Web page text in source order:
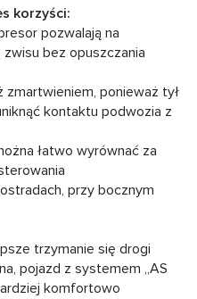
korzyści:
pozwalają na
bez opuszczania
zmartwieniem, ponieważ tył
kontaktu podwozia z
łatwo wyrównać za
przy bocznym
trzymanie się drogi
pojazd z systemem „AS
komfortowo